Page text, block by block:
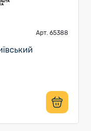
Арт. 65388